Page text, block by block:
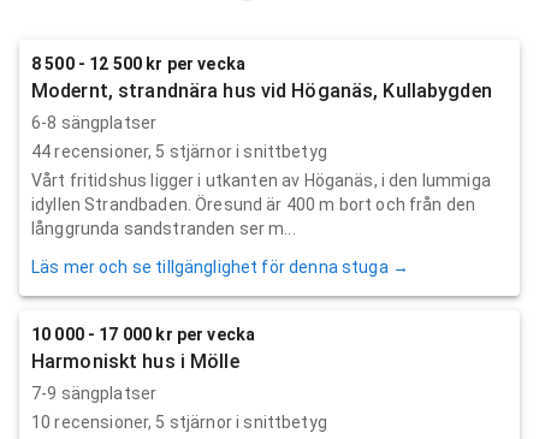
8 500 - 12 500 kr per vecka
Modernt, strandnära hus vid Höganäs, Kullabygden
6-8 sängplatser
44recensioner, 5 stjärnor i snittbetyg
Vårt fritidshus ligger i utkanten av Höganäs, i den lummiga
idyllen Strandbaden. Öresund är 400 m bort och från den
långgrunda sandstranden ser m...
Läs mer och se tillgänglighet för denna stuga →
10 000 - 17 000 kr per vecka
Harmoniskt hus i Mölle
7-9 sängplatser
10 recensioner, 5 stjärnor i snittbetyg